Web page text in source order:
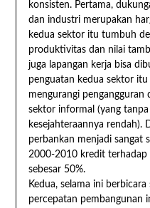
konsisten. Pertama,
dan industri merupakan
kedua sektor itu tumbuh
produktivitas dan nilai
juga lapangan kerja bisa
penguatan kedua sektor
mengurangi pengangguran
sektor informal (yang
kesejahteraannya rendah).
perbankan menjadi sangat
2000-2010 kredit
sebesar 50%.
Kedua, selama ini
percepatan pembangunan